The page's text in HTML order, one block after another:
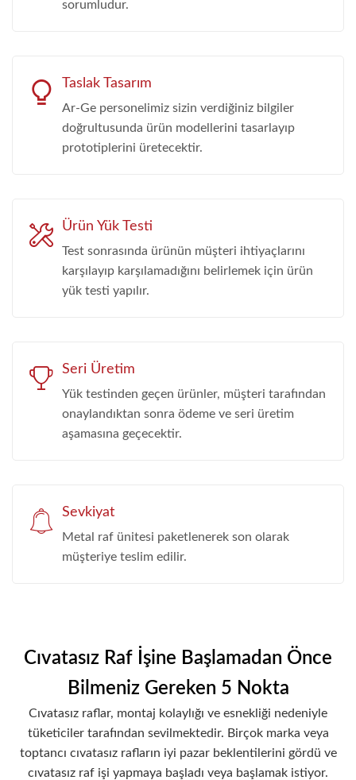
sorumludur.
Taslak Tasarım
Ar-Ge personelimiz sizin verdiğiniz bilgiler
doğrultusunda ürün modellerini tasarlayıp
prototiplerini üretecektir.
Ürün Yük Testi
Test sonrasında ürünün müşteri ihtiyaçlarını
karşılayıp karşılamadığını belirlemek için ürün
yük testi yapılır.
Seri Üretim
Yük testinden geçen ürünler, müşteri tarafından
onaylandıktan sonra ödeme ve seri üretim
aşamasına geçecektir.
Sevkiyat
Metal raf ünitesi paketlenerek son olarak
müşteriye teslim edilir.
Cıvatasız Raf İşine Başlamadan Önce
Bilmeniz Gereken 5 Nokta
Cıvatasız raflar, montaj kolaylığı ve esnekliği nedeniyle
tüketiciler tarafından sevilmektedir. Birçok marka veya
toptancı cıvatasız rafların iyi pazar beklentilerini gördü ve
cıvatasız raf işi yapmaya başladı veya başlamak istiyor.